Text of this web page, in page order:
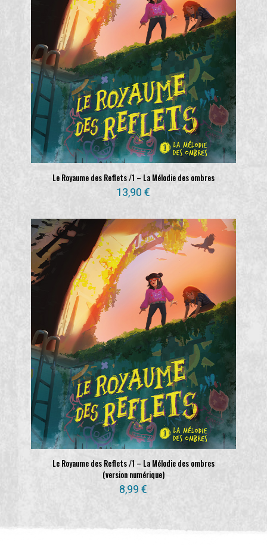
Le Royaume des Reflets /1 – La Mélodie des ombres
13,90€
Le Royaume des Reflets /1 – La Mélodie des ombres
(version numérique)
8,99€